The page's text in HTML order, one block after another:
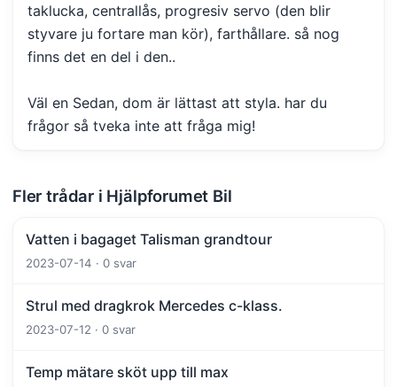
taklucka, centrallås, progresiv servo (den blir
styvare ju fortare man kör), farthållare. så nog
finns det en del i den..
Väl en Sedan, dom är lättast att styla. har du
frågor så tveka inte att fråga mig!
Fler trådar i Hjälpforumet Bil
Vatten i bagaget Talisman grandtour
2023-07-14 · 0 svar
Strul med dragkrok Mercedes c-klass.
2023-07-12 · 0 svar
Temp mätare sköt upp till max